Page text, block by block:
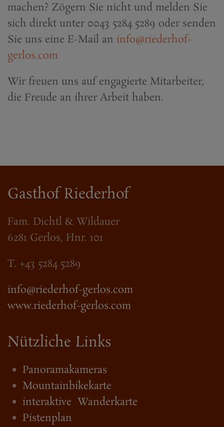
machen? Zögern Sie nicht und melden Sie
sich direkt unter 0043 5284 5289 oder senden
Sie uns eine E-Mail an info@riederhof-
gerlos.com
Wir freuen uns auf engagierte Mitarbeiter,
die Freude an ihrer Arbeit haben.
Gasthof Riederhof
Fam. Dichtl & Wildauer
6281 Gerlos, Hnr. 101
T. +43 5284 5289
info@riederhof-gerlos.com
www.riederhof-gerlos.com
Nützliche Links
Panoramakameras
Mountainbikekarte
interaktive Wanderkarte
Pistenplan